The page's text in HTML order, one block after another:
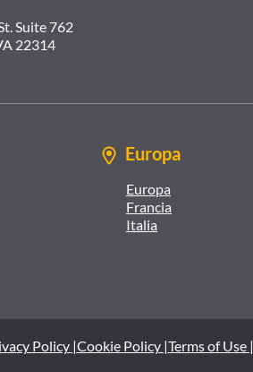
Suite 762
22314
Europa
Europa
Francia
Italia
Policy |Cookie Policy |Terms of Use |